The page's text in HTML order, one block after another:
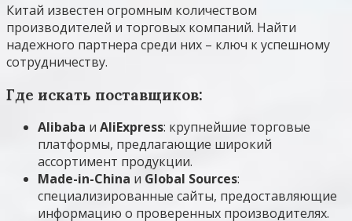
Китай известен огромным количеством
производителей и торговых компаний. Найти
надежного партнера среди них – ключ к успешному
сотрудничеству.
Где искать поставщиков:
Alibaba и AliExpress: крупнейшие торговые
платформы, предлагающие широкий
ассортимент продукции.
Made-in-China и Global Sources:
специализированные сайты, предоставляющие
информацию о проверенных производителях.